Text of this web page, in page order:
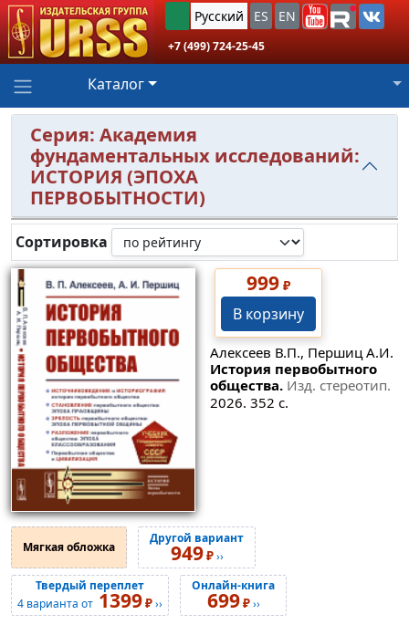
Русский ES EN
+7 (499) 724-25-45
Каталог
Серия: Академия
фундаментальных исследований:
ИСТОРИЯ (ЭПОХА
ПЕРВОБЫТНОСТИ)
Сортировка
999₽
В корзину
Алексеев В.П., Першиц А.И.
История первобытного
общества. Изд. стереотип.
2026. 352 с.
Мягкая обложка
Другой вариант
949₽››
Твердый переплет
4 варианта от 1399₽››
Онлайн-книга
699₽››